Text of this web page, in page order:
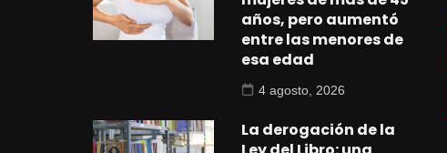
años, pero aumentó
entre las menores de
esa edad
4 agosto, 2026
La derogación de la